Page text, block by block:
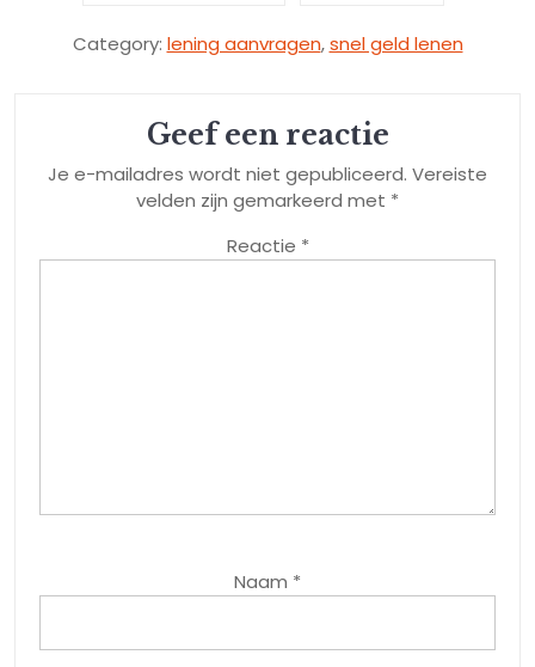
Category: lening aanvragen,snel geld lenen
Geef een reactie
Je e-mailadres wordt niet gepubliceerd. Vereiste
velden zijn gemarkeerd met *
Reactie *
Naam *